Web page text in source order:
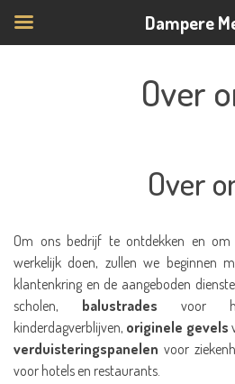
Over
Over
Om ons bedrijf te ontdekken en
werkelijk doen, zullen we beginnen
klantenkring en de aangeboden
scholen, balustrades voor
kinderdagverblijven, originele gevels
verduisteringspanelen voor
voor hotels en restaurants.
Dampere